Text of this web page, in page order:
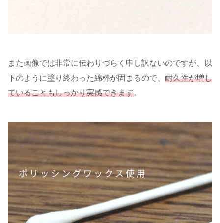
また画像では非常に伝わりづらく申し訳ないのですが、以
下のように塗り終わった綿棒が固まるので、 耐久性が増し
ていることもしっかり実感できます。